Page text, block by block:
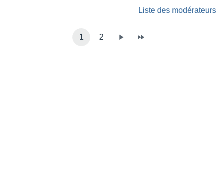
Liste des modérateurs
1 2